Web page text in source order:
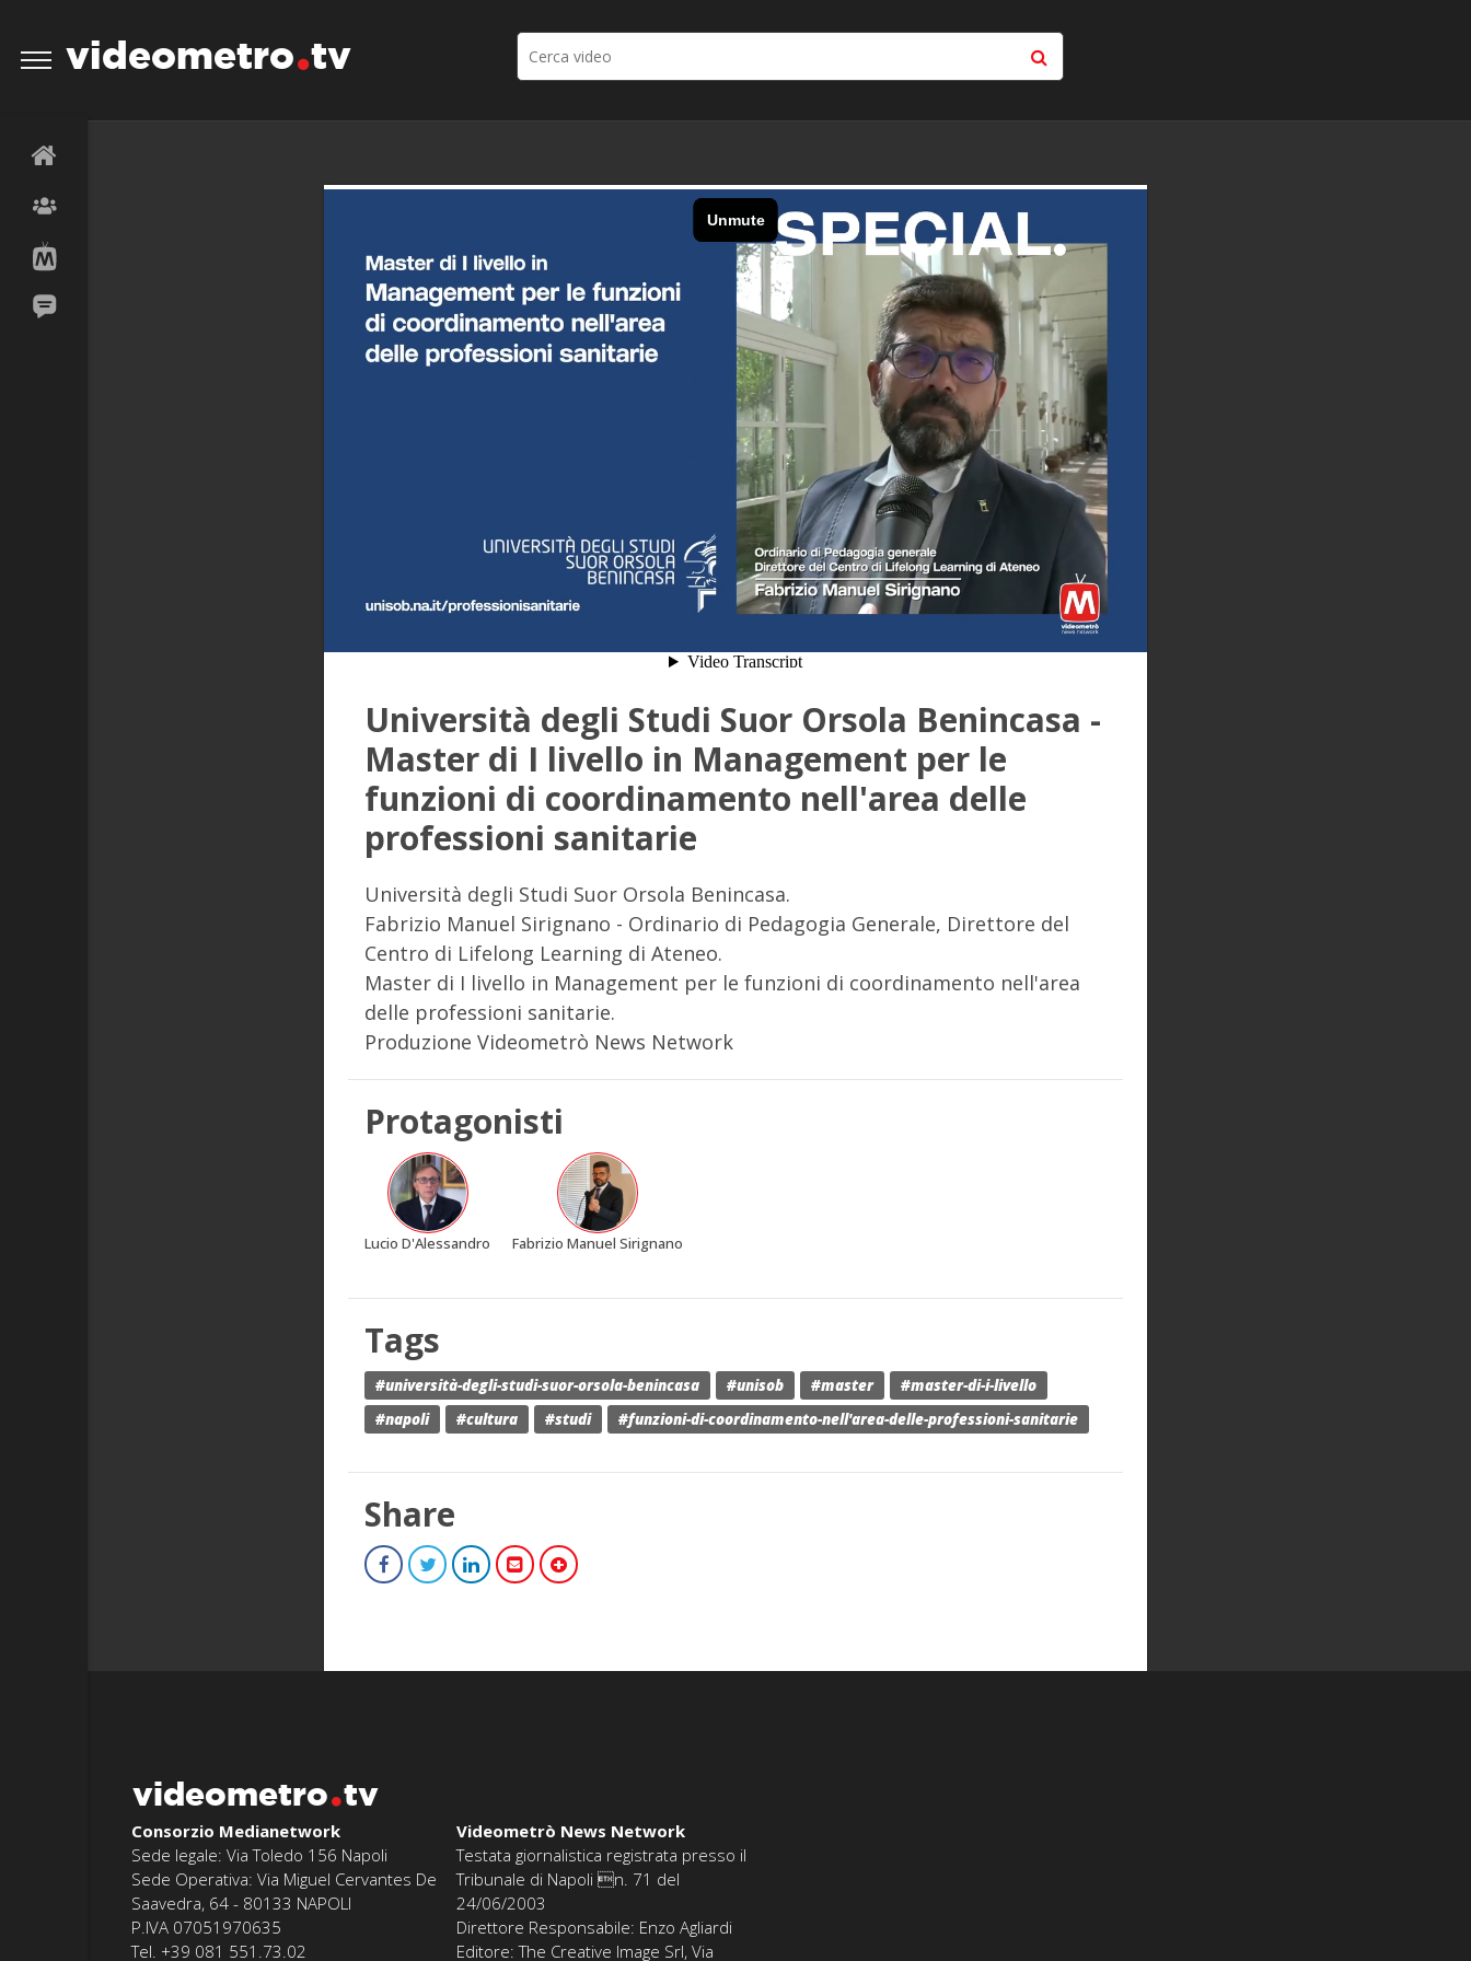
videometro tv
Università degli Studi Suor Orsola Benincasa -
Master di I livello in Management per le
funzioni di coordinamento nell'area delle
professioni sanitarie
Università degli Studi Suor Orsola Benincasa.
Fabrizio Manuel Sirignano - Ordinario di Pedagogia Generale, Direttore del
Centro di Lifelong Learning di Ateneo.
Master di I livello in Management per le funzioni di coordinamento nell'area
delle professioni sanitarie.
Produzione Videometrò News Network
Protagonisti
Lucio D'Alessandro Fabrizio Manuel Sirignano
Tags
#università-degli-studi-suor-orsola-benincasa #unisob #master
#master-di-i-livello
#napoli
#cultura #studi #funzioni-di-coordinamento-nell'area-delle-professioni-sanitarie
Share
videometro tv
Consorzio Medianetwork
Sede legale: Via Toledo 156 Napoli
Sede Operativa: Via Miguel Cervantes De
Saavedra, 64 - 80133 NAPOLI
P.IVA 07051970635
Tel. +39 081 551.73.02
Videometrò News Network
Testata giornalistica registrata presso il
Tribunale di Napoli n. 71 del
24/06/2003
Direttore Responsabile: Enzo Agliardi
Editore: The Creative Image Srl, Via